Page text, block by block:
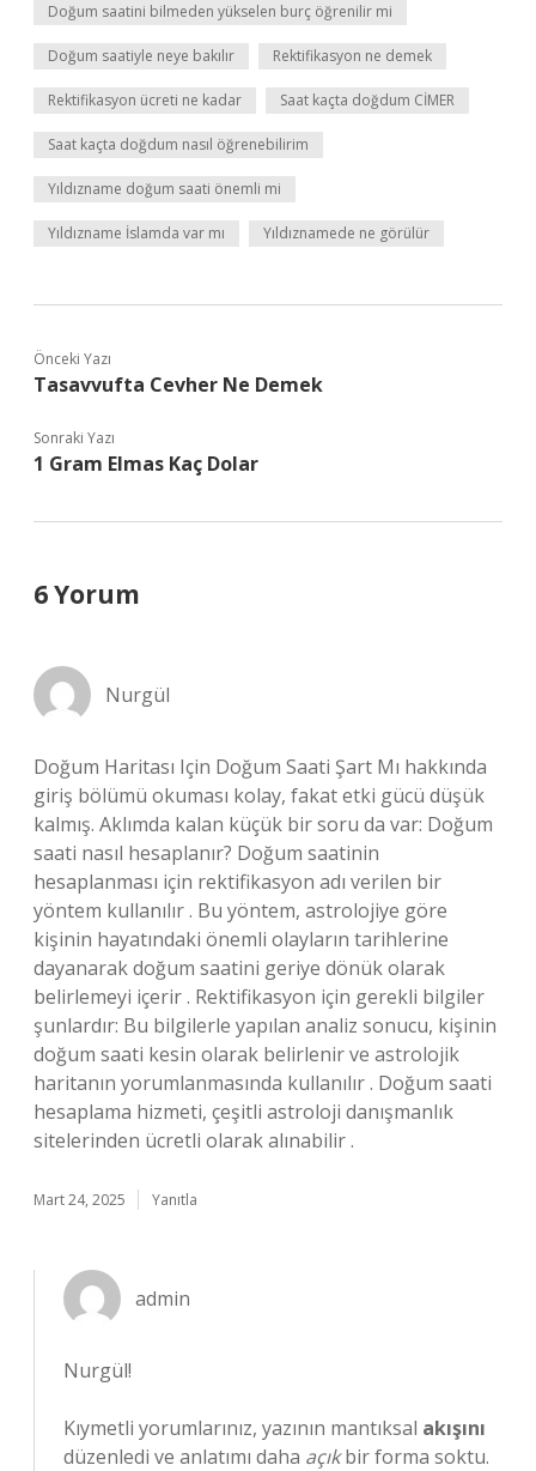
Doğum saatini bilmeden yükselen burç öğrenilir mi
Doğum saatiyle neye bakılır Rektifikasyon ne demek
Rektifikasyon ücreti ne kadar Saat kaçta doğdum CİMER
Saat kaçta doğdum nasıl öğrenebilirim
Yıldızname doğum saati önemli mi
Yıldızname İslamda var mı Yıldıznamede ne görülür
Önceki Yazı
Tasavvufta Cevher Ne Demek
Sonraki Yazı
1 Gram Elmas Kaç Dolar
6 Yorum
Nurgül
Doğum Haritası Için Doğum Saati Şart Mı hakkında
giriş bölümü okuması kolay, fakat etki gücü düşük
kalmış. Aklımda kalan küçük bir soru da var: Doğum
saati nasıl hesaplanır? Doğum saatinin
hesaplanması için rektifikasyon adı verilen bir
yöntem kullanılır . Bu yöntem, astrolojiye göre
kişinin hayatındaki önemli olayların tarihlerine
dayanarak doğum saatini geriye dönük olarak
belirlemeyi içerir . Rektifikasyon için gerekli bilgiler
şunlardır: Bu bilgilerle yapılan analiz sonucu, kişinin
doğum saati kesin olarak belirlenir ve astrolojik
haritanın yorumlanmasında kullanılır . Doğum saati
hesaplama hizmeti, çeşitli astroloji danışmanlık
sitelerinden ücretli olarak alınabilir .
Mart 24, 2025 Yanıtla
admin
Nurgül!
Kıymetli yorumlarınız, yazının mantıksal akışını
düzenledi ve anlatımı daha açıkbir forma soktu.